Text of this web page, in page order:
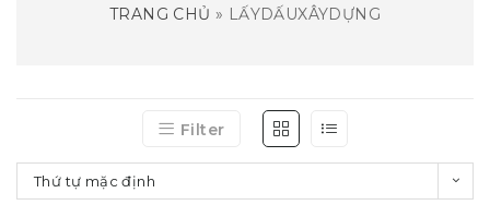
TRANG CHỦ » LẤYDẤUXÂYDỰNG
Filter
Thứ tự mặc định